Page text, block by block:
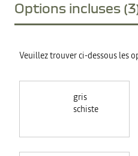
Options incluses
Veuillez trouver ci-dessous les
gris
schiste